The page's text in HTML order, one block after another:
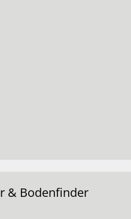
& Bodenfinder